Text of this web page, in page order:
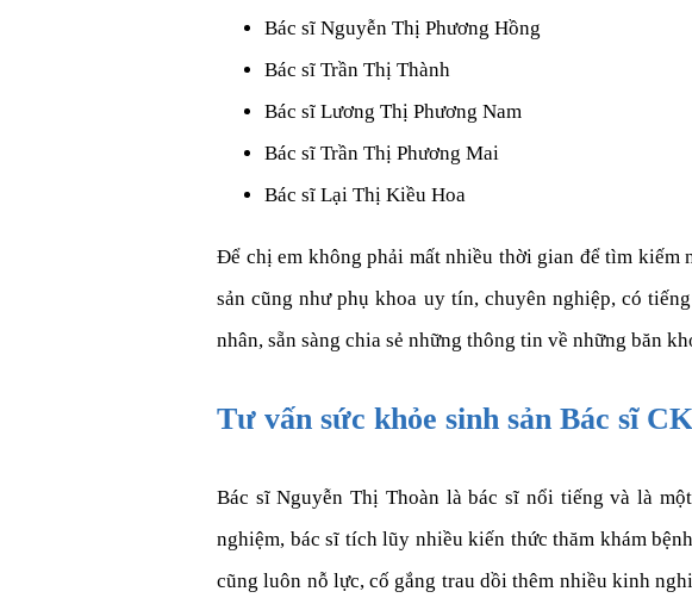
Bác sĩ Nguyễn Thị Phương Hồng
Bác sĩ Trần Thị Thành
Bác sĩ Lương Thị Phương Nam
Bác sĩ Trần Thị Phương Mai
Bác sĩ Lại Thị Kiều Hoa
Để chị em không phải mất nhiều thời gian để tìm kiếm
sản cũng như phụ khoa uy tín, chuyên nghiệp, có
nhân, sẵn sàng chia sẻ những thông tin về những băn
Tư vấn sức khỏe sinh sản Bác sĩ
Bác sĩ Nguyễn Thị Thoàn là bác sĩ nổi tiếng và là
nghiệm, bác sĩ tích lũy nhiều kiến thức thăm khám
cũng luôn nỗ lực, cố gắng trau dồi thêm nhiều kinh